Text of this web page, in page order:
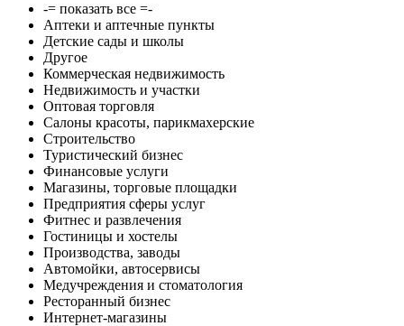
-= показать все =-
Аптеки и аптечные пункты
Детские сады и школы
Другое
Коммерческая недвижимость
Недвижимость и участки
Оптовая торговля
Салоны красоты, парикмахерские
Строительство
Туристический бизнес
Финансовые услуги
Магазины, торговые площадки
Предприятия сферы услуг
Фитнес и развлечения
Гостиницы и хостелы
Производства, заводы
Автомойки, автосервисы
Медучреждения и стоматология
Ресторанный бизнес
Интернет-магазины